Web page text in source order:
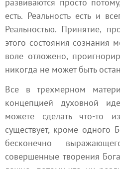
есть. Реальность есть и
Реальностью. Принятие,
этого состояния сознания
воле отложено,
никогда не может быть
Все в трехмерном
концепцией духовной
можете сделать что-то
существует, кроме одного
бесконечно
совершенные творения